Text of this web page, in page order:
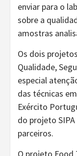
enviar para o
sobre a
amostras
Os dois
Qualidade,
especial
das técnicas
Exército
do projeto
parceiros.